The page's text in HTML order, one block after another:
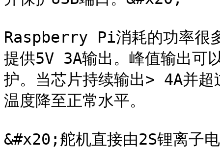
Raspberry Pi消耗的功率很
提供5V 3A输出。峰值输出可
护。当芯片持续输出> 4A并
温度降至正常水平。  ‌
&#x20;舵机直接由2S锂离子